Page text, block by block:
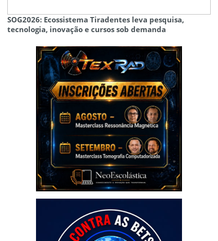
SOG2026: Ecossistema Tiradentes leva pesquisa,
tecnologia, inovação e cursos sob demanda